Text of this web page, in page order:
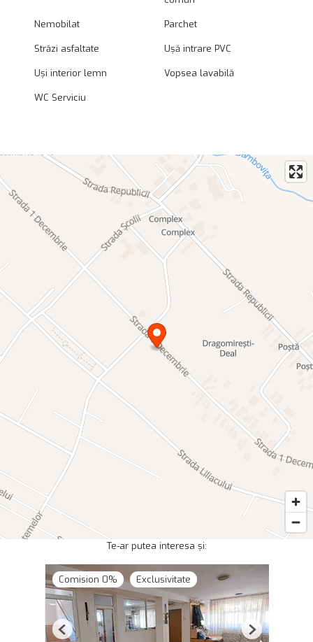
Nemobilat Parchet
Străzi asfaltate Ușă intrare PVC
Uși interior lemn Vopsea lavabilă
WC Serviciu
Te-ar putea interesa și:
Comision 0% Exclusivitate
Previous Next